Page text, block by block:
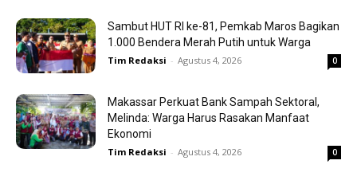
Sambut HUT RI ke-81, Pemkab Maros Bagikan
1.000 Bendera Merah Putih untuk Warga
Tim Redaksi - Agustus 4, 2026 0
Makassar Perkuat Bank Sampah Sektoral,
Melinda: Warga Harus Rasakan Manfaat
Ekonomi
Tim Redaksi - Agustus 4, 2026 0